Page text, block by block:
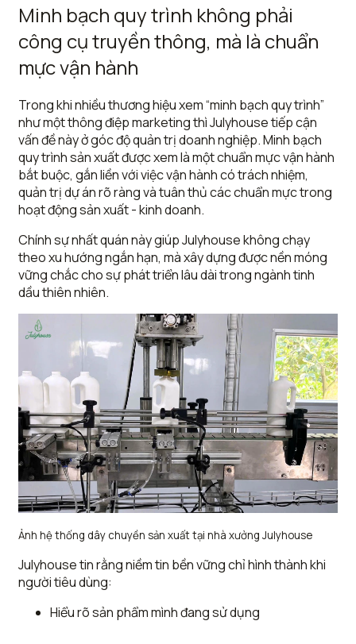
Minh bạch quy trình không phải
công cụ truyền thông, mà là chuẩn
mực vận hành
Trong khi nhiều thương hiệu xem “minh bạch quy trình”
như một thông điệp marketing thì Julyhouse tiếp cận
vấn đề này ở góc độ quản trị doanh nghiệp. Minh bạch
quy trình sản xuất được xem là một chuẩn mực vận hành
bắt buộc, gắn liền với việc vận hành có trách nhiệm,
quản trị dự án rõ ràng và tuân thủ các chuẩn mực trong
hoạt động sản xuất - kinh doanh.
Chính sự nhất quán này giúp Julyhouse không chạy
theo xu hướng ngắn hạn, mà xây dựng được nền móng
vững chắc cho sự phát triển lâu dài trong ngành tinh
dầu thiên nhiên.
Ảnh hệ thống dây chuyền sản xuất tại nhà xưởng Julyhouse
Julyhouse tin rằng niềm tin bền vững chỉ hình thành khi
người tiêu dùng:
Hiểu rõ sản phẩm mình đang sử dụng